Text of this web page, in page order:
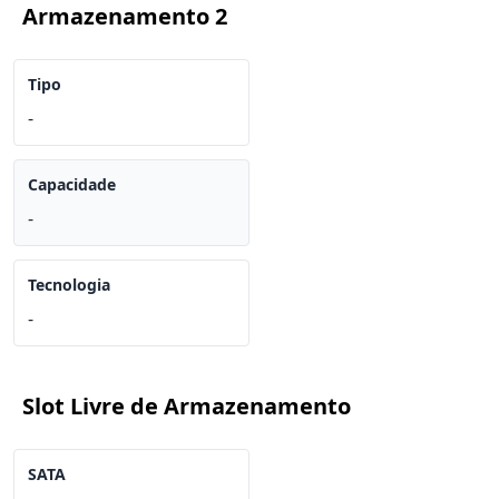
Armazenamento 2
Tipo
-
Capacidade
-
Tecnologia
-
Slot Livre de Armazenamento
SATA